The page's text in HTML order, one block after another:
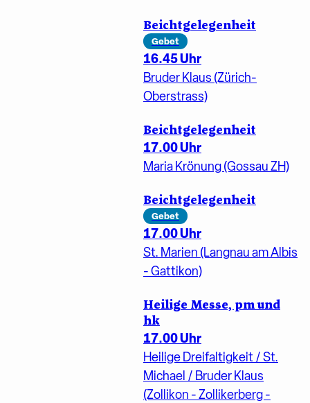
Beichtgelegenheit
Gebet
16.45 Uhr
Bruder Klaus (Zürich-
Oberstrass)
Beichtgelegenheit
17.00 Uhr
Maria Krönung (Gossau ZH)
Beichtgelegenheit
Gebet
17.00 Uhr
St. Marien (Langnau am Albis
- Gattikon)
Heilige Messe, pm und
hk
17.00 Uhr
Heilige Dreifaltigkeit / St.
Michael / Bruder Klaus
(Zollikon - Zollikerberg -